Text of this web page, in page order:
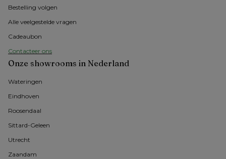
Bestelling volgen
Alle veelgestelde vragen
Cadeaubon
Contacteer ons
Onze showrooms in Nederland
Wateringen
Eindhoven
Roosendaal
Sittard-Geleen
Utrecht
Zaandam